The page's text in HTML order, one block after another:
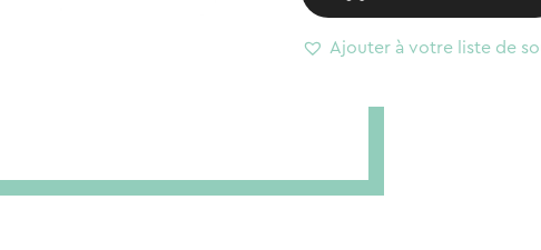
Ajouter à votre liste de